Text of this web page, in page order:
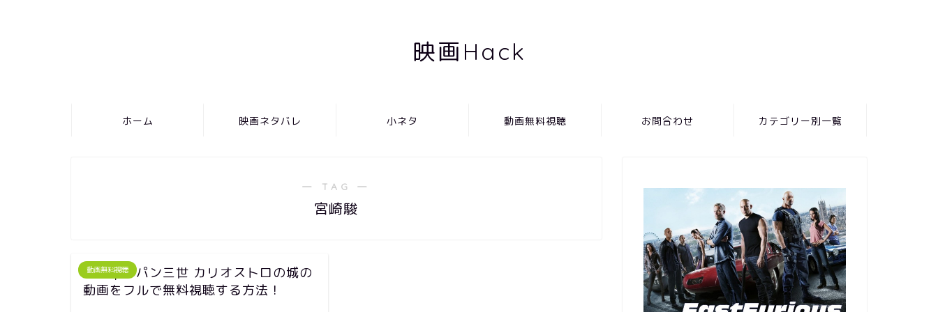
映画Hack
ホーム 映画ネタバレ 小ネタ 動画無料視聴 お問合わせ カテゴリー別一覧
― TAG ―
宮崎駿
動画無料視聴
映画｜ルパン三世 カリオストロの城の
動画をフルで無料視聴する方法！